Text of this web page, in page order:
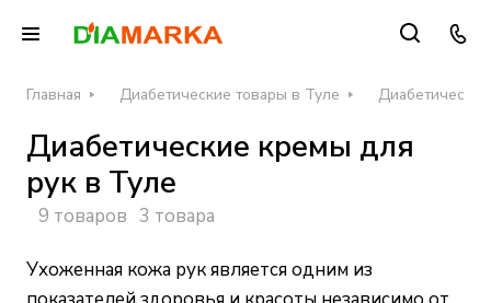
Главная Диабетические товары в Туле
Диабетические кремы для
рук в Туле
9 товаров 3 товара
Ухоженная кожа рук является одним из